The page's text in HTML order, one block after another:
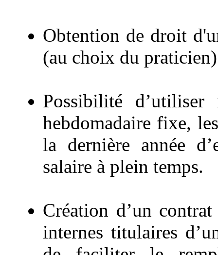
Obtention de droit
(au choix du
Possibilité
hebdomadaire fixe,
la dernière année
salaire à plein temps.
Création d’un
internes titulaires